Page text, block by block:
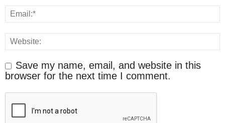
Save my name, email, and website in this
browser for the next time I comment.